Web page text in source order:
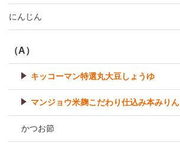
にんじん
（A）
キッコーマン特選丸大豆しょうゆ
マンジョウ米麹こだわり仕込み本みりん
かつお節